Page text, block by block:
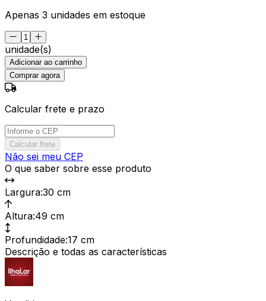
Apenas 3 unidades em estoque
unidade(s)
Adicionar ao carrinho
Comprar agora
Calcular frete e prazo
Calcular frete
Não sei meu CEP
O que saber sobre esse produto
Largura:30 cm
Altura:49 cm
Profundidade:17 cm
Descrição e todas as características